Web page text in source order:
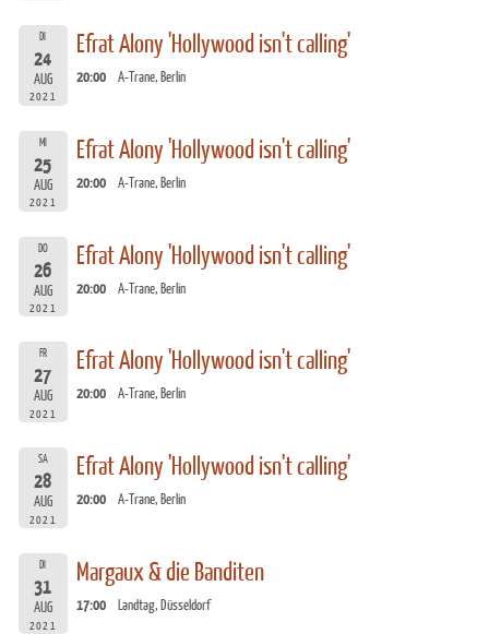
DI
24
AUG
2021
Efrat Alony 'Hollywood isn't calling'
20:00 A-Trane, Berlin
MI
25
AUG
2021
Efrat Alony 'Hollywood isn't calling'
20:00 A-Trane, Berlin
DO
26
AUG
2021
Efrat Alony 'Hollywood isn't calling'
20:00 A-Trane, Berlin
FR
27
AUG
2021
Efrat Alony 'Hollywood isn't calling'
20:00 A-Trane, Berlin
SA
28
AUG
2021
Efrat Alony 'Hollywood isn't calling'
20:00 A-Trane, Berlin
DI
31
AUG
2021
Margaux & die Banditen
17:00 Landtag, Düsseldorf